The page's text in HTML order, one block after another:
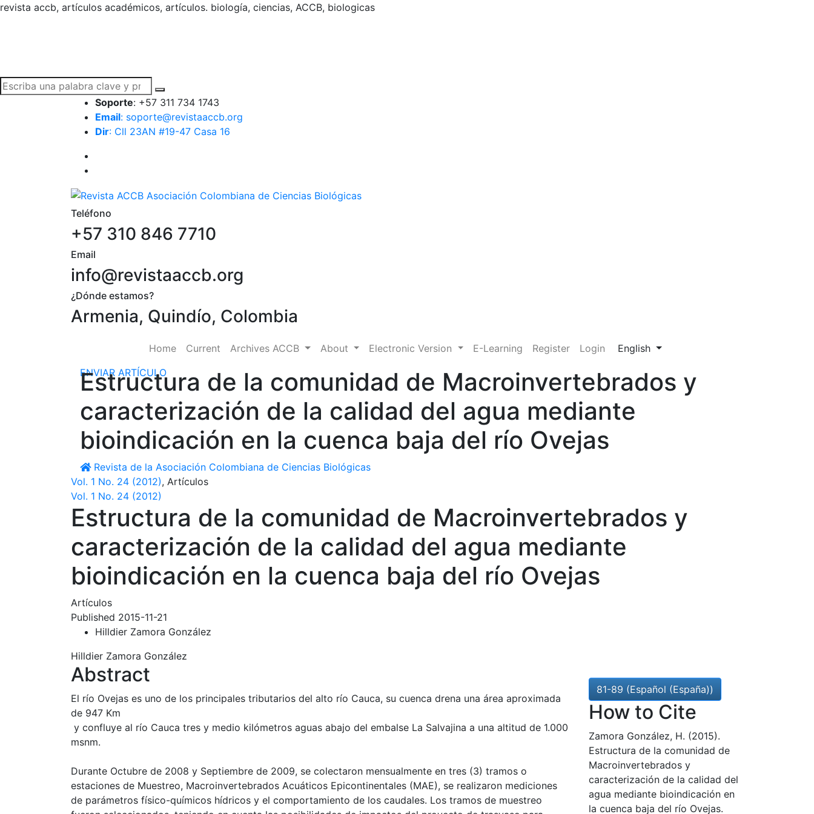
revista accb, artículos académicos, artículos. biología, ciencias, ACCB, biologicas
Soporte: +57 311 734 1743
Email: soporte@revistaaccb.org
Dir: Cll 23AN #19-47 Casa 16
Teléfono
+57 310 846 7710
Email
info@revistaaccb.org
¿Dónde estamos?
Armenia, Quindío, Colombia
Home Current Archives ACCB About Electronic Version E-Learning Register Login Change the language. The current
English
ENVIAR ARTÍCULO
Estructura de la comunidad de Macroinvertebrados y
caracterización de la calidad del agua mediante
bioindicación en la cuenca baja del río Ovejas
Revista de la Asociación Colombiana de Ciencias Biológicas
Vol. 1 No. 24 (2012), Artículos
Vol. 1 No. 24 (2012)
Estructura de la comunidad de Macroinvertebrados y
caracterización de la calidad del agua mediante
bioindicación en la cuenca baja del río Ovejas
Artículos
Published 2015-11-21
Hilldier Zamora González
Hilldier Zamora González
81-89 (Español (España))
How to Cite
Zamora González, H. (2015).
Estructura de la comunidad de
Macroinvertebrados y
caracterización de la calidad del
agua mediante bioindicación en
la cuenca baja del río Ovejas.
Abstract
El río Ovejas es uno de los principales tributarios del alto río Cauca, su cuenca drena una área aproximada
de 947 Km
y confluye al río Cauca tres y medio kilómetros aguas abajo del embalse La Salvajina a una altitud de 1.000
msnm.
Durante Octubre de 2008 y Septiembre de 2009, se colectaron mensualmente en tres (3) tramos o
estaciones de Muestreo, Macroinvertebrados Acuáticos Epicontinentales (MAE), se realizaron mediciones
de parámetros físico-químicos hídricos y el comportamiento de los caudales. Los tramos de muestreo